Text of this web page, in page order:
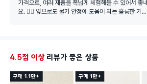
가격으로, 여러 제품을 폭넓게 체험해볼 수 있어서 좋네
요. 👍🏻 앞으로도 물가 안정에 도움이 되는 훌륭한 기업
4.5점 이상 리뷰가 좋은 상품
구매 1.1만+ 구매 1만+